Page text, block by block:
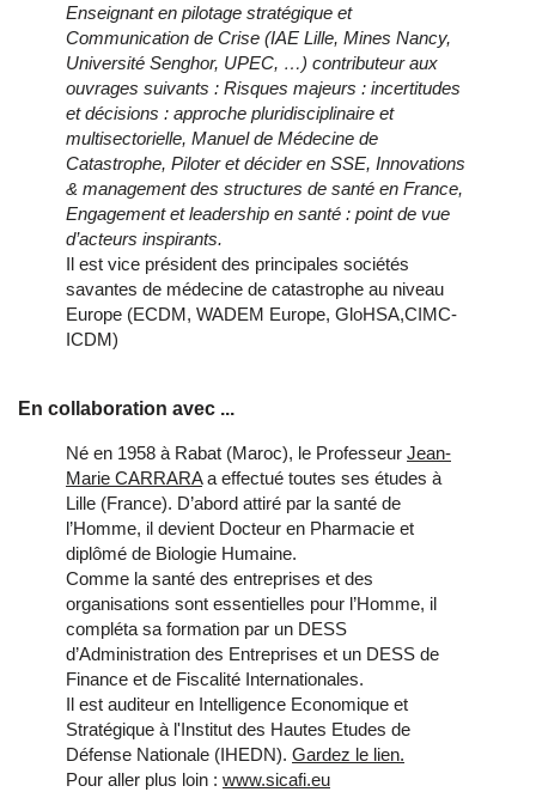
Enseignant en pilotage stratégique et
Communication de Crise (IAE Lille, Mines Nancy,
Université Senghor, UPEC, …) contributeur aux
ouvrages suivants : Risques majeurs : incertitudes
et décisions : approche pluridisciplinaire et
multisectorielle, Manuel de Médecine de
Catastrophe, Piloter et décider en SSE, Innovations
& management des structures de santé en France,
Engagement et leadership en santé : point de vue
d’acteurs inspirants.
Il est vice président des principales sociétés
savantes de médecine de catastrophe au niveau
Europe (ECDM, WADEM Europe, GloHSA,CIMC-
ICDM)
En collaboration avec ...
Né en 1958 à Rabat (Maroc), le Professeur Jean-
Marie CARRARAa effectué toutes ses études à
Lille (France). D’abord attiré par la santé de
l’Homme, il devient Docteur en Pharmacie et
diplômé de Biologie Humaine.
Comme la santé des entreprises et des
organisations sont essentielles pour l’Homme, il
compléta sa formation par un DESS
d’Administration des Entreprises et un DESS de
Finance et de Fiscalité Internationales.
Il est auditeur en Intelligence Economique et
Stratégique à l'Institut des Hautes Etudes de
Défense Nationale (IHEDN). Gardez le lien.
Pour aller plus loin : www.sicafi.eu